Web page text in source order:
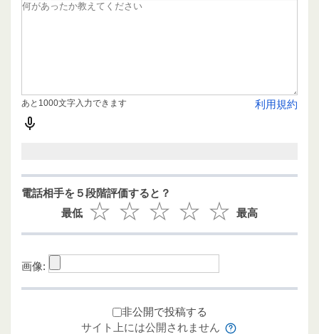
利用規約
あと1000文字入力できます
電話相手を５段階評価すると？
最低
最高
画像:
非公開で投稿する
サイト上には公開されません